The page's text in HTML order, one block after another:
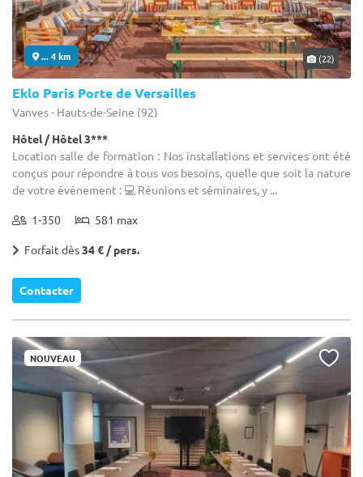
... 4 km (22)
Eklo Paris Porte de Versailles
Vanves - Hauts-de-Seine (92)
Hôtel / Hôtel 3***
Location salle de formation : Nos installations et services ont été
conçus pour répondre à tous vos besoins, quelle que soit la nature
de votre événement : 💻 Réunions et séminaires, y ...
1-350 581 max
Forfait dès34 € / pers.
Contacter
NOUVEAU